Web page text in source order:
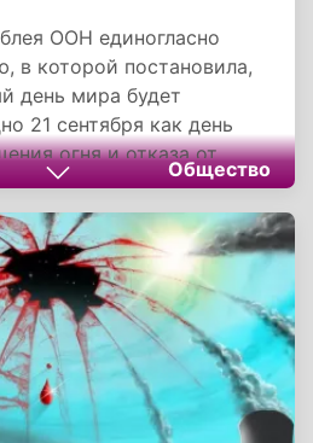
ООН единогласно
в которой постановила,
день мира будет
21 сентября как день
огня и отказа от
людей планеты
реальность. На
наши дети ходят в
общества прочны,
может никем особенно и
Общество